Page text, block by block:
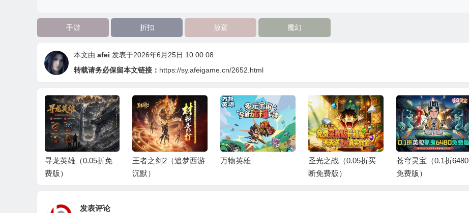
手游 折扣 放置 魔幻
本文由 afei 发表于2026年6月25日 10:00:08
转载请务必保留本文链接： https://sy.afeigame.cn/2652.html
寻龙英雄（0.05折免
费版）
王者之剑2（追梦西游
沉默）
万物英雄
圣光之战（0.05折买
断免费版）
苍穹灵宝（0.1折6480
免费版）
发表评论